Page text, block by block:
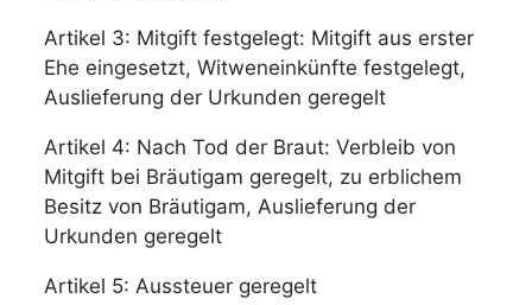
Artikel 3: Mitgift festgelegt: Mitgift aus erster
Ehe eingesetzt, Witweneinkünfte festgelegt,
Auslieferung der Urkunden geregelt
Artikel 4: Nach Tod der Braut: Verbleib von
Mitgift bei Bräutigam geregelt, zu erblichem
Besitz von Bräutigam, Auslieferung der
Urkunden geregelt
Artikel 5: Aussteuer geregelt